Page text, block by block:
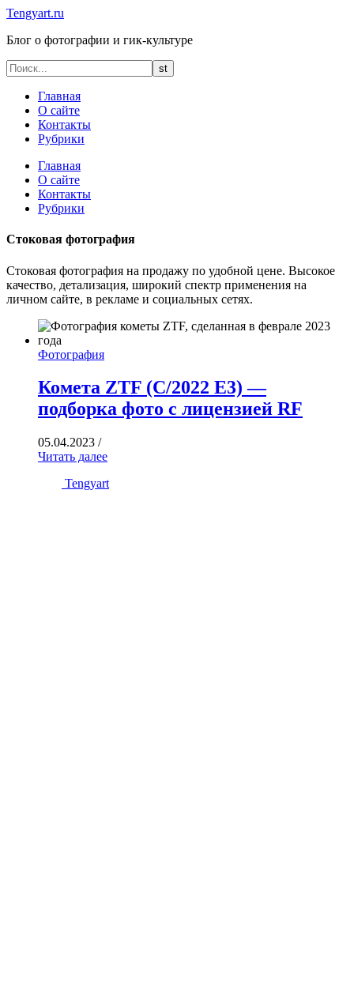
Tengyart.ru
Блог о фотографии и гик-культуре
Главная
О сайте
Контакты
Рубрики
Главная
О сайте
Контакты
Рубрики
Стоковая фотография
Стоковая фотография на продажу по удобной цене. Высокое
качество, детализация, широкий спектр применения на
личном сайте, в рекламе и социальных сетях.
Фотография
Комета ZTF (C/2022 E3) —
подборка фото с лицензией RF
05.04.2023 /
Читать далее
Tengyart